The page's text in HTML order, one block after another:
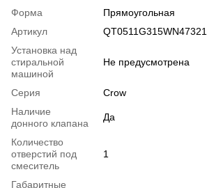
Форма
Прямоугольная
Артикул
QT0511G315WN47321
Установка над
стиральной
машиной
Не предусмотрена
Серия
Crow
Наличие
донного клапана
Да
Количество
отверстий под
смеситель
1
Габаритные